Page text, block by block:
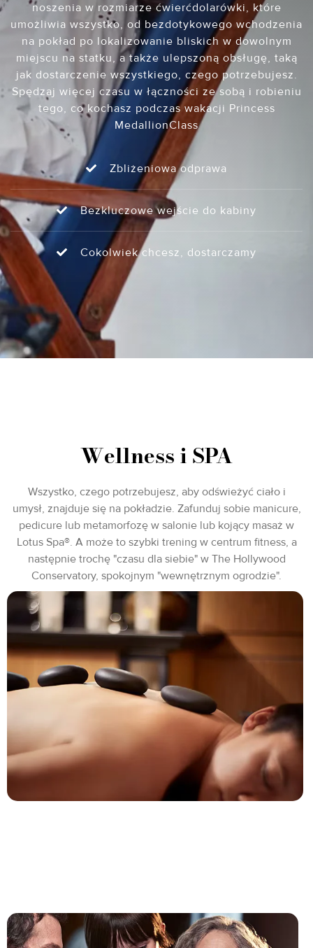
noszenia w rozmiarze ćwierćdolarówki, które
umożliwia wszystko, od bezdotykowego wchodzenia
na pokład po lokalizowanie bliskich w dowolnym
miejscu na statku, a także ulepszoną obsługę, taką
jak dostarczenie wszystkiego, czego potrzebujesz.
Spędzaj więcej czasu w łączności ze sobą i robieniu
tego, co kochasz podczas wakacji Princess
MedallionClass
Zbliżeniowa odprawa
Bezkluczowe wejście do kabiny
Cokolwiek chcesz, dostarczamy
Wellness i SPA
Wszystko, czego potrzebujesz, aby odświeżyć ciało i
umysł, znajduje się na pokładzie. Zafunduj sobie manicure,
pedicure lub metamorfozę w salonie lub kojący masaż w
Lotus Spa®. A może to szybki trening w centrum fitness, a
następnie trochę "czasu dla siebie" w The Hollywood
Conservatory, spokojnym "wewnętrznym ogrodzie".